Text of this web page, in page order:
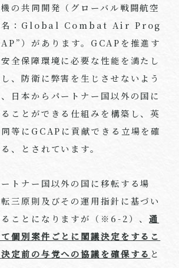
の共同開発（グローバル戦闘航空
： Global Combat Air Prog
）があります。 GCAP を推進す
全保障環境に必要な性能を満たし
、防衛に弊害を生じさせないよう
日本からパートナー国以外の国に
ことができる仕組みを構築し、英
等に GCAP に貢献できる立場を確
、とされています。
トナー国以外の国に移転する場
三原則及びその運用指針に基づい
ことになりますが（※ 6-2）、通
個別案件ごとに閣議決定をするこ
定前の与党への協議を確保する と